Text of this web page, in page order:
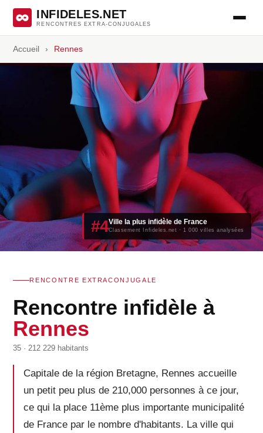
INFIDELES.NET
RENCONTRES EXTRA-CONJUGALES
Accueil › Rennes
#4Ville la plus infidèle de France
Classement Infideles.net · 1 000 villes analysées
RENCONTRE EXTRACONJUGALE
Rencontre infidèle à
Rennes
35 · 212 229 habitants
Capitale de la région Bretagne, Rennes accueille
un petit peu plus de 210,000 personnes à ce jour,
ce qui la place 11ème plus importante municipalité
de France par le nombre d'habitants. La ville qui